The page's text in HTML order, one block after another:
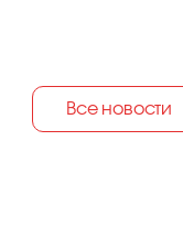
Все новости